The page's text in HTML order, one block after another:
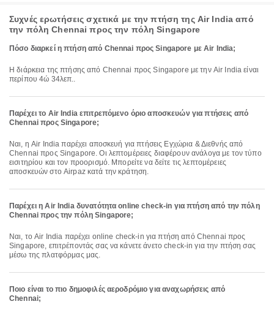
Συχνές ερωτήσεις σχετικά με την πτήση της Air India από
την πόλη Chennai προς την πόλη Singapore
Πόσο διαρκεί η πτήση από Chennai προς Singapore με Air India;
Η διάρκεια της πτήσης από Chennai προς Singapore με την Air India είναι
περίπου 4ώ 34λεπ..
Παρέχει το Air India επιτρεπόμενο όριο αποσκευών για πτήσεις από
Chennai προς Singapore;
Ναι, η Air India παρέχει αποσκευή για πτήσεις Εγχώρια & Διεθνής από
Chennai προς Singapore. Οι λεπτομέρειες διαφέρουν ανάλογα με τον τύπο
εισιτηρίου και τον προορισμό. Μπορείτε να δείτε τις λεπτομέρειες
αποσκευών στο Airpaz κατά την κράτηση.
Παρέχει η Air India δυνατότητα online check-in για πτήση από την πόλη
Chennai προς την πόλη Singapore;
Ναι, το Air India παρέχει online check-in για πτήση από Chennai προς
Singapore, επιτρέποντάς σας να κάνετε άνετο check-in για την πτήση σας
μέσω της πλατφόρμας μας.
Ποιο είναι το πιο δημοφιλές αεροδρόμιο για αναχωρήσεις από
Chennai;